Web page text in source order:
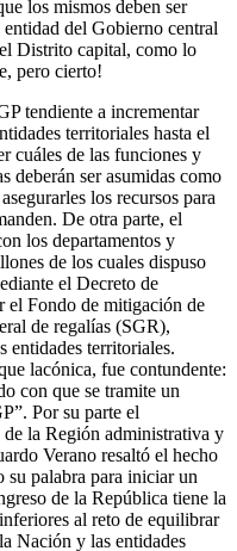
los mismos deben ser
del Gobierno central
Distrito capital, como lo
pero cierto!
tendiente a incrementar
territoriales hasta el
cuáles de las funciones y
deberán ser asumidas como
los recursos para
De otra parte, el
los departamentos y
de los cuales dispuso
el Decreto de
el Fondo de mitigación de
de regalías (SGR),
entidades territoriales.
lacónica, fue contundente:
con que se tramite un
Por su parte el
la Región administrativa y
Verano resaltó el hecho
su palabra para iniciar un
de la República tiene la
al reto de equilibrar
Nación y las entidades